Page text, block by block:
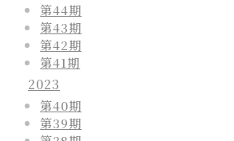
第44期
第43期
第42期
第41期
2023
第40期
第39期